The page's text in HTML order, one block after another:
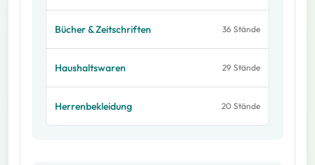
Bücher & Zeitschriften 36 Stände
Haushaltswaren 29 Stände
Herrenbekleidung 20 Stände